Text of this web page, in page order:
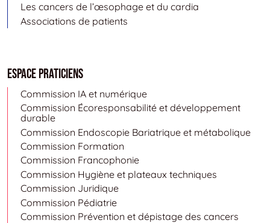
Les cancers de l’œsophage et du cardia
Associations de patients
Espace Praticiens
Commission IA et numérique
Commission Écoresponsabilité et développement
durable
Commission Endoscopie Bariatrique et métabolique
Commission Formation
Commission Francophonie
Commission Hygiène et plateaux techniques
Commission Juridique
Commission Pédiatrie
Commission Prévention et dépistage des cancers